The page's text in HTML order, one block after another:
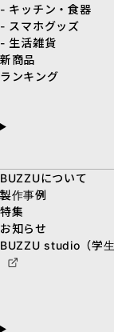
- キッチン・食器
- スマホグッズ
- 生活雑貨
新商品
ランキング
BUZZUについて
製作事例
特集
お知らせ
BUZZU studio（学生